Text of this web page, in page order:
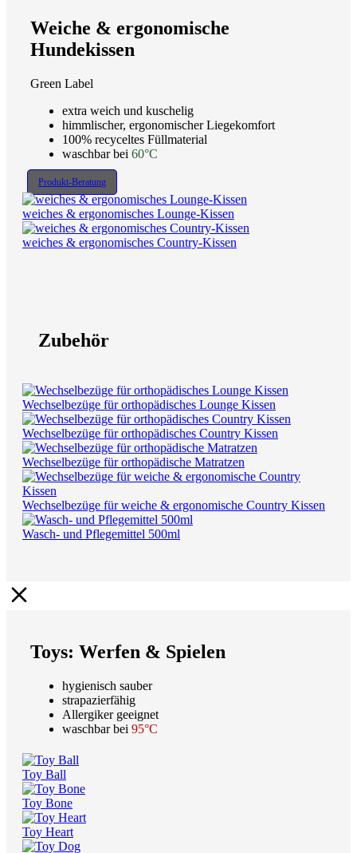
Weiche & ergonomische
Hundekissen
Green Label
extra weich und kuschelig
himmlischer, ergonomischer Liegekomfort
100% recyceltes Füllmaterial
waschbar bei 60°C
Produkt-Beratung
weiches & ergonomisches Lounge-Kissen
weiches & ergonomisches Country-Kissen
Zubehör
Wechselbezüge für orthopädisches Lounge Kissen
Wechselbezüge für orthopädisches Country Kissen
Wechselbezüge für orthopädische Matratzen
Wechselbezüge für weiche & ergonomische Country Kissen
Wasch- und Pflegemittel 500ml
Toys: Werfen & Spielen
hygienisch sauber
strapazierfähig
Allergiker geeignet
waschbar bei 95°C
Toy Ball
Toy Bone
Toy Heart